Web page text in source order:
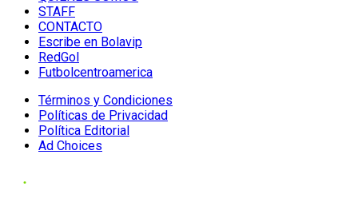
STAFF
CONTACTO
Escribe en Bolavip
RedGol
Futbolcentroamerica
Términos y Condiciones
Políticas de Privacidad
Política Editorial
Ad Choices